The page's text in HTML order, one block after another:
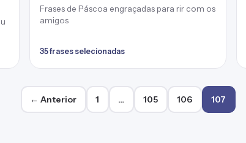
Frases de Páscoa engraçadas para rir com os
amigos
35 frases selecionadas
← Anterior 1 … 105 106 107